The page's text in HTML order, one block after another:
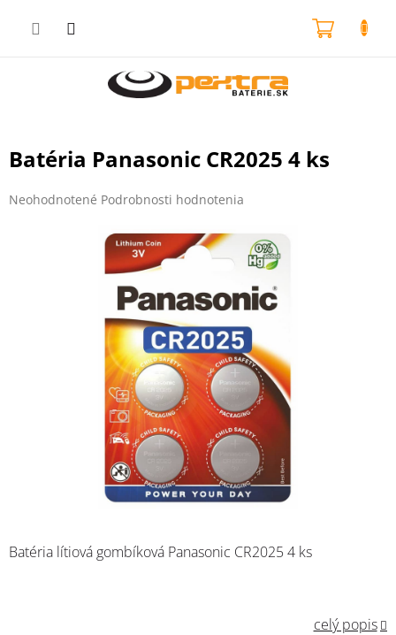
Batéria Panasonic CR2025 4 ks
Priemerné
Neohodnotené Podrobnosti hodnotenia
Batéria lítiová gombíková Panasonic CR2025 4 ks
celý popis